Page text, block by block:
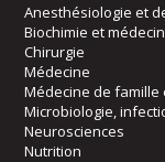
Anesthésiologie et
Biochimie et
Chirurgie
Médecine
Médecine de famille
Microbiologie,
Neurosciences
Nutrition